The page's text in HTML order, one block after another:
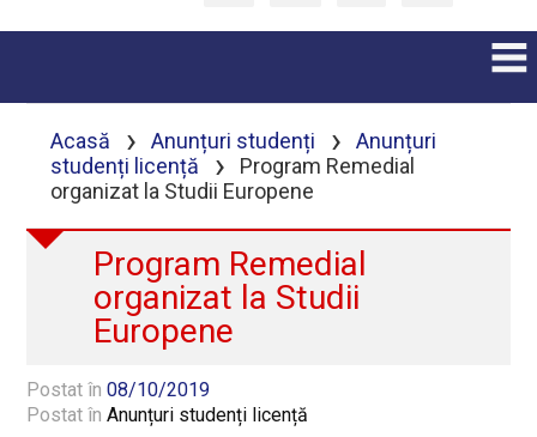
Acasă › Anunțuri studenți ›
Anunțuri
studenți licență
›
Program Remedial
organizat la Studii Europene
Program Remedial
organizat la Studii
Europene
Postat în08/10/2019
Postat înAnunțuri studenți licență